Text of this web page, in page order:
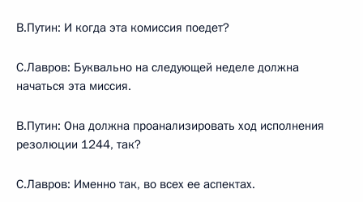
В.Путин: И когда эта комиссия поедет?
С.Лавров: Буквально на следующей неделе должна
начаться эта миссия.
В.Путин: Она должна проанализировать ход исполнения
резолюции 1244, так?
С.Лавров: Именно так, во всех ее аспектах.